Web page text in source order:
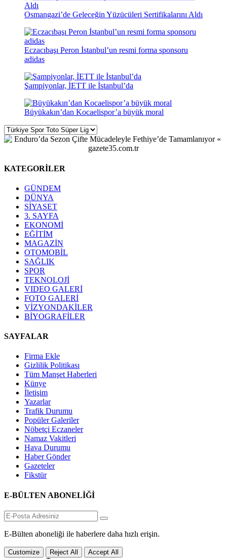
Osmangazi’de Geleceğin Yüzücüleri Sertifikalarını Aldı
Eczacıbaşı Peron İstanbul’un resmi forma sponsoru
adidas
Şampiyonlar, İETT ile İstanbul’da
Büyükakın’dan Kocaelispor’a büyük moral
KATEGORİLER
GÜNDEM
DÜNYA
SİYASET
3. SAYFA
EKONOMİ
EĞİTİM
MAGAZİN
OTOMOBİL
SAĞLIK
SPOR
TEKNOLOJİ
VIDEO GALERİ
FOTO GALERİ
VİZYONDAKİLER
BİYOGRAFİLER
SAYFALAR
Firma Ekle
Gizlilik Politikası
Tüm Manşet Haberleri
Künye
İletişim
Yazarlar
Trafik Durumu
Popüler Galeriler
Nöbetçi Eczaneler
Namaz Vakitleri
Hava Durumu
Haber Gönder
Gazeteler
Fikstür
E-BÜLTEN ABONELİĞİ
E-Bülten aboneliği ile haberlere daha hızlı erişin.
Customize Reject All Accept All